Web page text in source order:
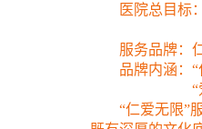
医院总目标：
服务品牌：
品牌内涵：“
“仁爱无限”